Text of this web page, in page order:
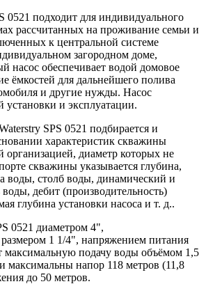
0521 подходит для индивидуального
рассчитанных на проживание семьи и
к центральной системе
загородном доме,
насос обеспечивает водой домовое
ёмкостей для дальнейшего полива
и другие нужды. Насос
установки и эксплуатации.
SPS 0521 подбирается и
характеристик скважины
организацией, диаметр которых не
скважины указывается глубина,
воды, столб воды, динамический и
дебит (производительность)
глубина установки насоса и т. д..
0521 диаметром 4",
1 1/4", напряжением питания
максимальную подачу воды объёмом 1,5
максимальны напор 118 метров (11,8
до 50 метров.